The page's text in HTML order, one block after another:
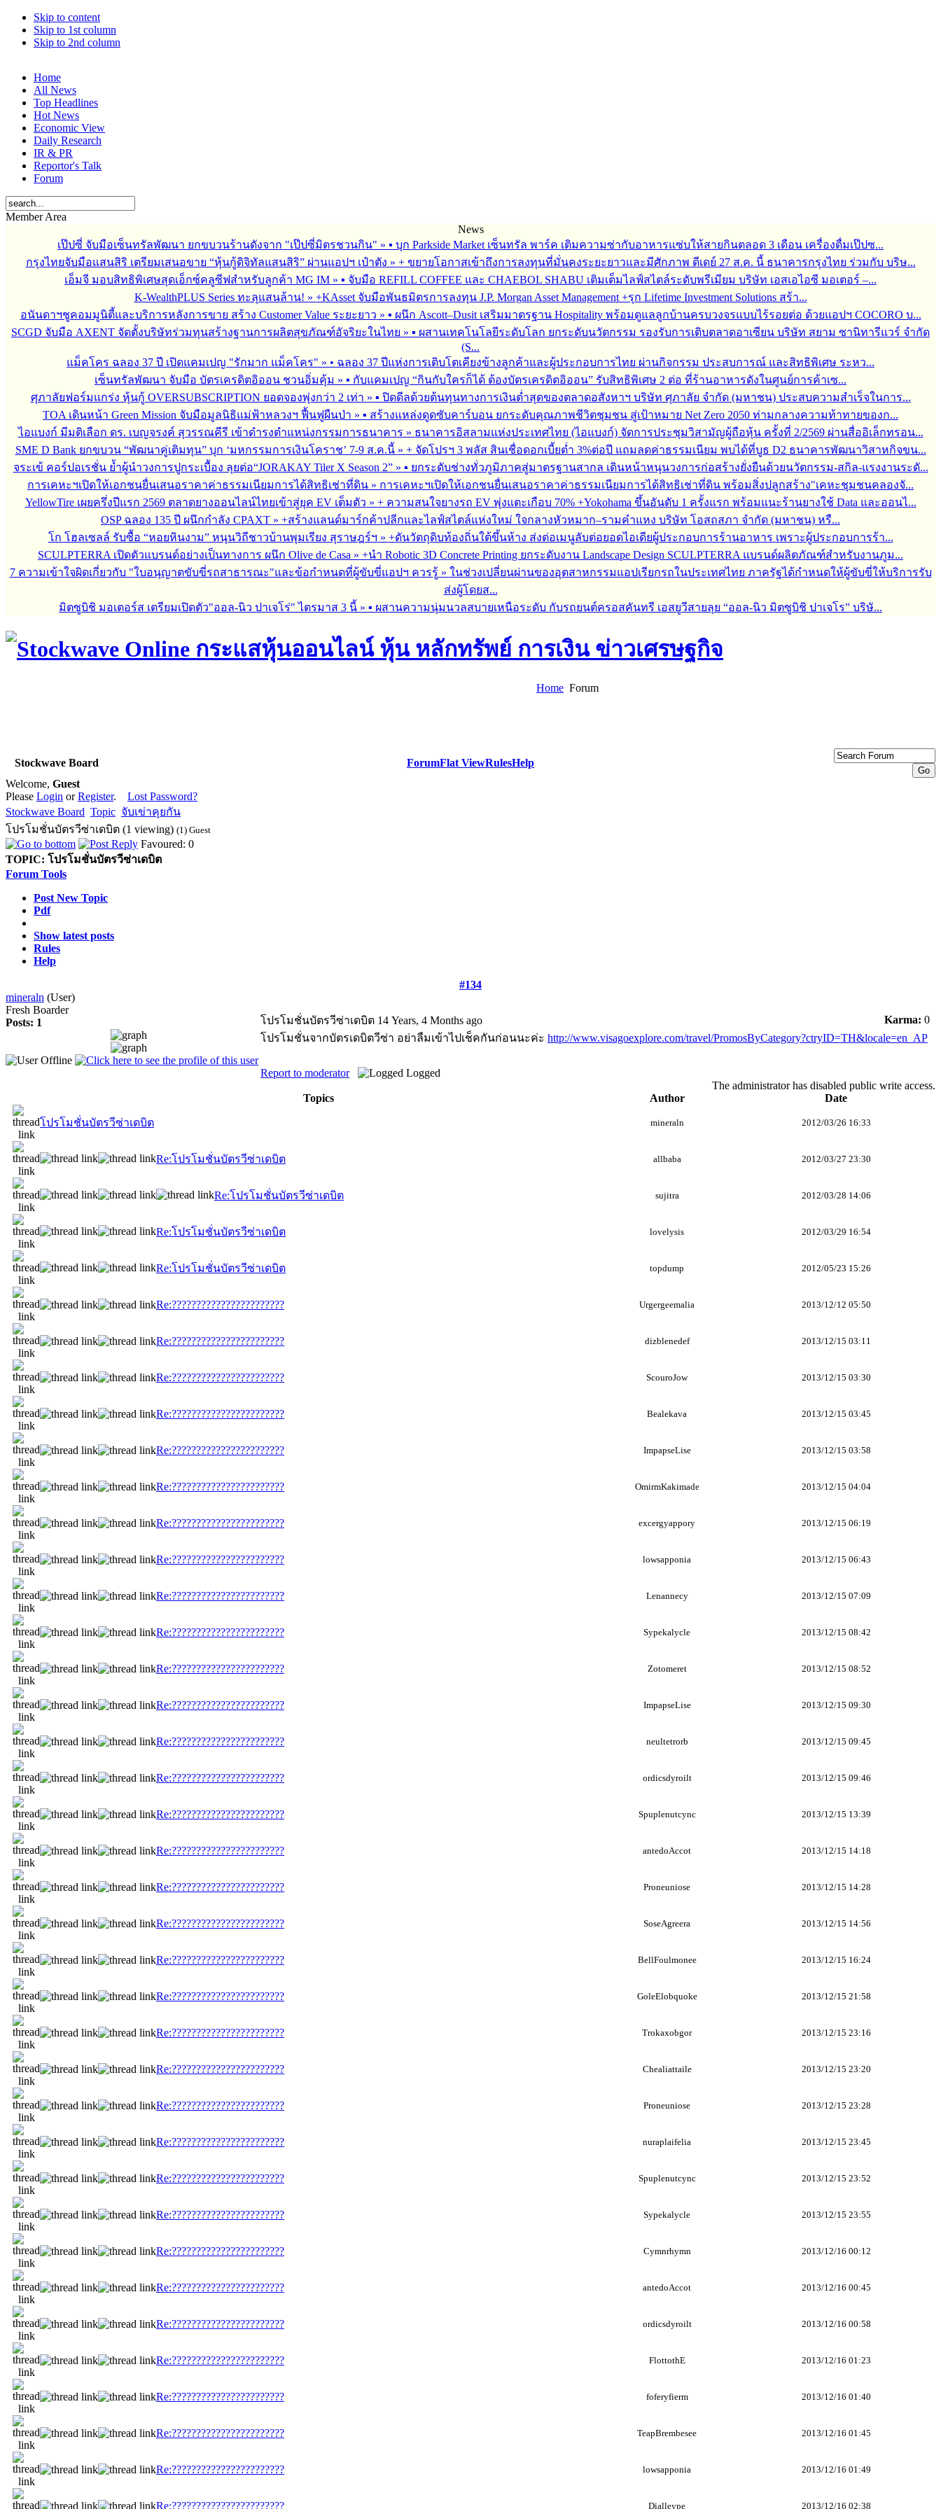
Skip to content
Skip to 1st column
Skip to 2nd column
Home
All News
Top Headlines
Hot News
Economic View
Daily Research
IR & PR
Reportor's Talk
Forum
Member Area
News
เป๊ปซี่ จับมือเซ็นทรัลพัฒนา ยกขบวนร้านดังจาก "เป๊ปซี่มิตรชวนกิน" » ▪︎ บุก Parkside Market เซ็นทรัล พาร์ค เติมความซ่ากับอาหารแซ่บให้สายกินตลอด 3 เดือน เครื่องดื่มเป๊ปซ...
กรุงไทยจับมือแสนสิริ เตรียมเสนอขาย “หุ้นกู้ดิจิทัลแสนสิริ” ผ่านแอปฯ เป๋าตัง » + ขยายโอกาสเข้าถึงการลงทุนที่มั่นคงระยะยาวและมีศักภาพ ดีเดย์ 27 ส.ค. นี้ ธนาคารกรุงไทย ร่วมกับ บริษ...
เอ็มจี มอบสิทธิพิเศษสุดเอ็กซ์คลูซีฟสำหรับลูกค้า MG IM » ▪︎ จับมือ REFILL COFFEE และ CHAEBOL SHABU เติมเต็มไลฟ์สไตล์ระดับพรีเมียม บริษัท เอสเอไอซี มอเตอร์ –...
K-WealthPLUS Series ทะลุแสนล้าน! » +KAsset จับมือพันธมิตรการลงทุน J.P. Morgan Asset Management +รุก Lifetime Investment Solutions สร้า...
อนันดาฯชูคอมมูนิตี้และบริการหลังการขาย สร้าง Customer Value ระยะยาว » ▪︎ ผนึก Ascott–Dusit เสริมมาตรฐาน Hospitality พร้อมดูแลลูกบ้านครบวงจรแบบไร้รอยต่อ ด้วยแอปฯ COCORO บ...
SCGD จับมือ AXENT จัดตั้งบริษัทร่วมทุนสร้างฐานการผลิตสุขภัณฑ์อัจริยะในไทย » ▪︎ ผสานเทคโนโลยีระดับโลก ยกระดับนวัตกรรม รองรับการเติบตลาดอาเซียน บริษัท สยาม ซานิทารีแวร์ จำกัด
(S...
แม็คโคร ฉลอง 37 ปี เปิดแคมเปญ "รักมาก แม็คโคร" » • ฉลอง 37 ปีแห่งการเติบโตเคียงข้างลูกค้าและผู้ประกอบการไทย ผ่านกิจกรรม ประสบการณ์ และสิทธิพิเศษ ระหว...
เซ็นทรัลพัฒนา จับมือ บัตรเครดิตอิออน ชวนอิ่มคุ้ม » ▪︎ กับแคมเปญ “กินกับใครก็ได้ ต้องบัตรเครดิตอิออน” รับสิทธิพิเศษ 2 ต่อ ที่ร้านอาหารดังในศูนย์การค้าเซ...
ศุภาลัยฟอร์มแกร่ง หุ้นกู้ OVERSUBSCRIPTION ยอดจองพุ่งกว่า 2 เท่า » ▪︎ ปิดดีลด้วยต้นทุนทางการเงินต่ำสุดของตลาดอสังหาฯ บริษัท ศุภาลัย จำกัด (มหาชน) ประสบความสำเร็จในการ...
TOA เดินหน้า Green Mission จับมือมูลนิธิแม่ฟ้าหลวงฯ ฟื้นฟูผืนป่า » ▪︎ สร้างแหล่งดูดซับคาร์บอน ยกระดับคุณภาพชีวิตชุมชน สู่เป้าหมาย Net Zero 2050 ท่ามกลางความท้าทายของก...
ไอแบงก์ มีมติเลือก ดร. เบญจรงค์ สุวรรณคีรี เข้าดำรงตำแหน่งกรรมการธนาคาร » ธนาคารอิสลามแห่งประเทศไทย (ไอแบงก์) จัดการประชุมวิสามัญผู้ถือหุ้น ครั้งที่ 2/2569 ผ่านสื่ออิเล็กทรอน...
SME D Bank ยกขบวน “พัฒนาคู่เติมทุน” บุก ‘มหกรรมการเงินโคราช’ 7-9 ส.ค.นี้ » + จัดโปรฯ 3 พลัส สินเชื่อดอกเบี้ยต่ำ 3%ต่อปี แถมลดค่าธรรมเนียม พบได้ที่บูธ D2 ธนาคารพัฒนาวิสาหกิจขน...
จระเข้ คอร์ปอเรชั่น ย้ำผู้นำวงการปูกระเบื้อง ลุยต่อ“JORAKAY Tiler X Season 2” » ▪︎ ยกระดับช่างทั่วภูมิภาคสู่มาตรฐานสากล เดินหน้าหนุนวงการก่อสร้างยั่งยืนด้วยนวัตกรรม-สกิล-แรงงานระดั...
การเคหะฯเปิดให้เอกชนยื่นเสนอราคาค่าธรรมเนียมการได้สิทธิเช่าที่ดิน » การเคหะฯเปิดให้เอกชนยื่นเสนอราคาค่าธรรมเนียมการได้สิทธิเช่าที่ดิน พร้อมสิ่งปลูกสร้าง"เคหะชุมชนคลองจั...
YellowTire เผยครึ่งปีแรก 2569 ตลาดยางออนไลน์ไทยเข้าสู่ยุค EV เต็มตัว » + ความสนใจยางรถ EV พุ่งแตะเกือบ 70% +Yokohama ขึ้นอันดับ 1 ครั้งแรก พร้อมแนะร้านยางใช้ Data และออนไ...
OSP ฉลอง 135 ปี ผนึกกำลัง CPAXT » +สร้างแลนด์มาร์กค้าปลีกและไลฟ์สไตล์แห่งใหม่ ใจกลางหัวหมาก–รามคำแหง บริษัท โอสถสภา จำกัด (มหาชน) หรื...
โก โฮลเซลล์ รับซื้อ “หอยหินงาม” หนุนวิถีชาวบ้านพุมเรียง สุราษฎร์ฯ » +ดันวัตถุดิบท้องถิ่นใต้ขึ้นห้าง ส่งต่อเมนูลับต่อยอดไอเดียผู้ประกอบการร้านอาหาร เพราะผู้ประกอบการร้า...
SCULPTERRA เปิดตัวแบรนด์อย่างเป็นทางการ ผนึก Olive de Casa » +นำ Robotic 3D Concrete Printing ยกระดับงาน Landscape Design SCULPTERRA แบรนด์ผลิตภัณฑ์สำหรับงานภูม...
7 ความเข้าใจผิดเกี่ยวกับ "ใบอนุญาตขับขี่รถสาธารณะ"และข้อกำหนดที่ผู้ขับขี่แอปฯ ควรรู้ » ในช่วงเปลี่ยนผ่านของอุตสาหกรรมแอปเรียกรถในประเทศไทย ภาครัฐได้กำหนดให้ผู้ขับขี่ให้บริการรับ
ส่งผู้โดยส...
มิตซูบิชิ มอเตอร์ส เตรียมเปิดตัว"ออล-นิว ปาเจโร่" ไตรมาส 3 นี้ » ▪︎ ผสานความนุ่มนวลสบายเหนือระดับ กับรถยนต์ครอสคันทรี เอสยูวีสายลุย “ออล-นิว มิตซูบิชิ ปาเจโร” บริษั...
Home Forum
Stockwave Board ForumFlat ViewRulesHelp
Welcome, Guest
Please Login orRegister. Lost Password?
Stockwave Board Topic จับเข่าคุยกัน
โปรโมชั่นบัตรวีซ่าเดบิต (1 viewing) (1) Guest
Favoured: 0
TOPIC: โปรโมชั่นบัตรวีซ่าเดบิต
Forum Tools
Post New Topic
Pdf
Show latest posts
Rules
Help
#134
mineraln (User)
Fresh Boarder
Posts: 1
โปรโมชั่นบัตรวีซ่าเดบิต 14 Years, 4 Months ago Karma: 0
โปรโมชั่นจากบัตรเดบิตวีซ่า อย่าลืมเข้าไปเช็คกันก่อนนะค่ะ http://www.visagoexplore.com/travel/PromosByCategory?ctryID=TH&locale=en_AP
Report to moderator
Logged
The administrator has disabled public write access.
Topics
Author Date
โปรโมชั่นบัตรวีซ่าเดบิต mineraln 2012/03/26 16:33
Re:โปรโมชั่นบัตรวีซ่าเดบิต allbaba 2012/03/27 23:30
Re:โปรโมชั่นบัตรวีซ่าเดบิต sujitra 2012/03/28 14:06
Re:โปรโมชั่นบัตรวีซ่าเดบิต lovelysis 2012/03/29 16:54
Re:โปรโมชั่นบัตรวีซ่าเดบิต topdump 2012/05/23 15:26
Re:??????????????????????? Urgergeemalia 2013/12/12 05:50
Re:??????????????????????? dizblenedef 2013/12/15 03:11
Re:??????????????????????? ScouroJow 2013/12/15 03:30
Re:??????????????????????? Bealekava 2013/12/15 03:45
Re:??????????????????????? ImpapseLise 2013/12/15 03:58
Re:??????????????????????? OmirmKakimade 2013/12/15 04:04
Re:??????????????????????? excergyappory 2013/12/15 06:19
Re:??????????????????????? lowsapponia 2013/12/15 06:43
Re:??????????????????????? Lenannecy 2013/12/15 07:09
Re:??????????????????????? Sypekalycle 2013/12/15 08:42
Re:??????????????????????? Zotomeret 2013/12/15 08:52
Re:??????????????????????? ImpapseLise 2013/12/15 09:30
Re:??????????????????????? neultetrorb 2013/12/15 09:45
Re:??????????????????????? ordicsdyroilt 2013/12/15 09:46
Re:??????????????????????? Spuplenutcync 2013/12/15 13:39
Re:??????????????????????? antedoAccot 2013/12/15 14:18
Re:??????????????????????? Proneuniose 2013/12/15 14:28
Re:??????????????????????? SoseAgreera 2013/12/15 14:56
Re:??????????????????????? BellFoulmonee 2013/12/15 16:24
Re:??????????????????????? GoleElobquoke 2013/12/15 21:58
Re:??????????????????????? Trokaxobgor 2013/12/15 23:16
Re:??????????????????????? Chealiattaile 2013/12/15 23:20
Re:??????????????????????? Proneuniose 2013/12/15 23:28
Re:??????????????????????? nuraplaifelia 2013/12/15 23:45
Re:??????????????????????? Spuplenutcync 2013/12/15 23:52
Re:??????????????????????? Sypekalycle 2013/12/15 23:55
Re:??????????????????????? Cymnrhymn 2013/12/16 00:12
Re:??????????????????????? antedoAccot 2013/12/16 00:45
Re:??????????????????????? ordicsdyroilt 2013/12/16 00:58
Re:??????????????????????? FlottothE 2013/12/16 01:23
Re:??????????????????????? foferyfierm 2013/12/16 01:40
Re:??????????????????????? TeapBrembesee 2013/12/16 01:45
Re:??????????????????????? lowsapponia 2013/12/16 01:49
Re:??????????????????????? Dialleype 2013/12/16 02:38